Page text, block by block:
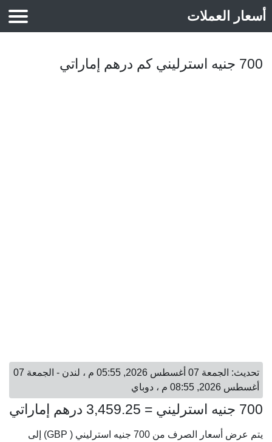
أسعار العملات
700 جنيه استرليني كم درهم إماراتي
تحديث: الجمعة 07 أغسطس 2026, 05:55 م ، لندن - الجمعة 07
أغسطس 2026, 08:55 م ، دوباي
700 جنيه استرليني = 3,459.25 درهم إماراتي
يتم عرض أسعار الصرف من 700 جنيه استرليني ( GBP) إلى